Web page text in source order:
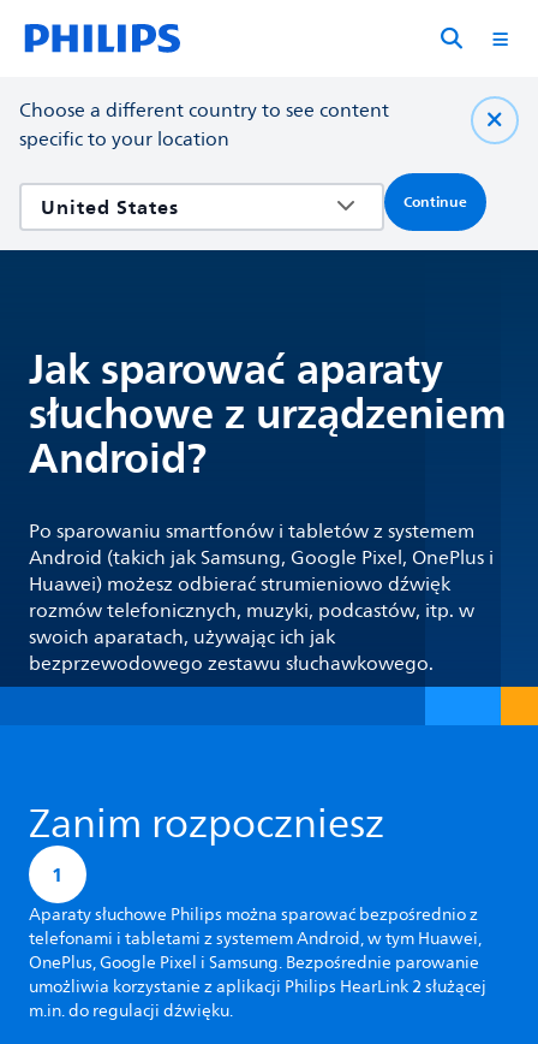
Choose a different country to see content
specific to your location
Continue
Jak sparować aparaty
słuchowe z urządzeniem
Android?
Po sparowaniu smartfonów i tabletów z systemem
Android (takich jak Samsung, Google Pixel, OnePlus i
Huawei) możesz odbierać strumieniowo dźwięk
rozmów telefonicznych, muzyki, podcastów, itp. w
swoich aparatach, używając ich jak
bezprzewodowego zestawu słuchawkowego.
Zanim rozpoczniesz
1
Aparaty słuchowe Philips można sparować bezpośrednio z
telefonami i tabletami z systemem Android, w tym Huawei,
OnePlus, Google Pixel i Samsung. Bezpośrednie parowanie
umożliwia korzystanie z aplikacji Philips HearLink 2 służącej
m.in. do regulacji dźwięku.